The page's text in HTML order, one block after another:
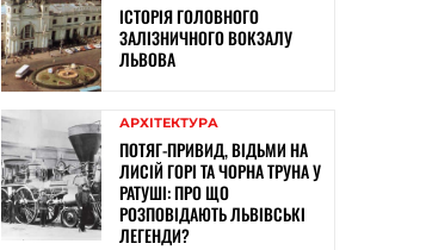
ІСТОРІЯ ГОЛОВНОГО
ЗАЛІЗНИЧНОГО ВОКЗАЛУ
ЛЬВОВА
АРХІТЕКТУРА
ПОТЯГ-ПРИВИД, ВІДЬМИ НА
ЛИСІЙ ГОРІ ТА ЧОРНА ТРУНА У
РАТУШІ: ПРО ЩО
РОЗПОВІДАЮТЬ ЛЬВІВСЬКІ
ЛЕГЕНДИ?